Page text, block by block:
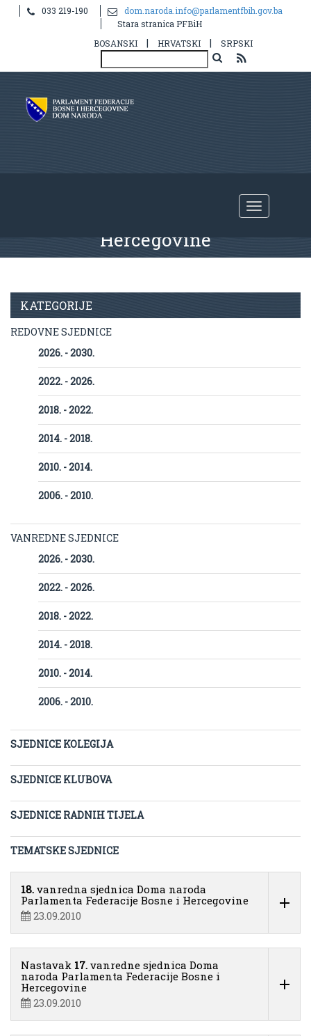
033 219-190
dom.naroda.info@parlamentfbih.gov.ba
Stara stranica PFBiH
BOSANSKI
| HRVATSKI | SRPSKI
Parlamenta Federacije Bosne i
Hercegovine
KATEGORIJE
REDOVNE SJEDNICE
2026. - 2030.
2022. - 2026.
2018. - 2022.
2014. - 2018.
2010. - 2014.
2006. - 2010.
VANREDNE SJEDNICE
2026. - 2030.
2022. - 2026.
2018. - 2022.
2014. - 2018.
2010. - 2014.
2006. - 2010.
SJEDNICE KOLEGIJA
SJEDNICE KLUBOVA
SJEDNICE RADNIH TIJELA
TEMATSKE SJEDNICE
18. vanredna sjednica Doma naroda
Parlamenta Federacije Bosne i Hercegovine
23.09.2010
Nastavak 17. vanredne sjednica Doma
naroda Parlamenta Federacije Bosne i
Hercegovine
23.09.2010